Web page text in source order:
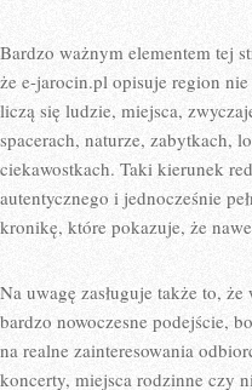
Bardzo ważnym elementem tej
że e-jarocin.pl opisuje region
liczą się ludzie, miejsca,
spacerach, naturze, zabytkach,
ciekawostkach. Taki kierunek
autentycznego i jednocześnie
kronikę, które pokazuje, że
Na uwagę zasługuje także to,
bardzo nowoczesne podejście,
na realne zainteresowania
koncerty, miejsca rodzinne czy